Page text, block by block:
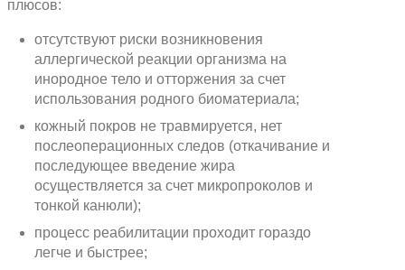
плюсов:
отсутствуют риски возникновения
аллергической реакции организма на
инородное тело и отторжения за счет
использования родного биоматериала;
кожный покров не травмируется, нет
послеоперационных следов (откачивание и
последующее введение жира
осуществляется за счет микропроколов и
тонкой канюли);
процесс реабилитации проходит гораздо
легче и быстрее;